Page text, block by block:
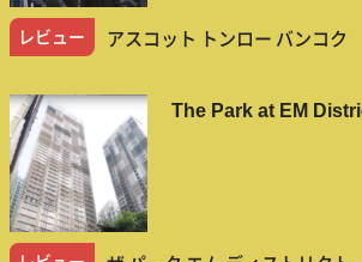
レビュー アスコット トンロー バンコク
The Park at EM